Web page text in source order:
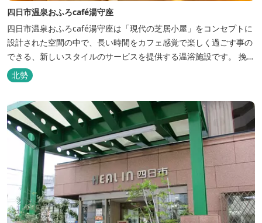
四日市温泉おふろcafé湯守座
四日市温泉おふろcafé湯守座は「現代の芝居小屋」をコンセプトに
設計された空間の中で、長い時間をカフェ感覚で楽しく過ごす事の
できる、新しいスタイルのサービスを提供する温浴施設です。 挽き
たてコーヒーやコミック、雑誌、マッサージチェア、Wi-Fiを無料
でご利用いただけます。
北勢